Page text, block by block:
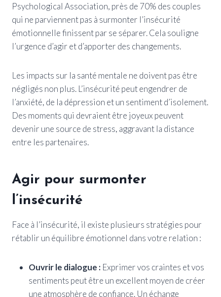
Psychological Association, près de 70% des couples
qui ne parviennent pas à surmonter l’insécurité
émotionnelle finissent par se séparer. Cela souligne
l’urgence d’agir et d’apporter des changements.
Les impacts sur la santé mentale ne doivent pas être
négligés non plus. L’insécurité peut engendrer de
l’anxiété, de la dépression et un sentiment d’isolement.
Des moments qui devraient être joyeux peuvent
devenir une source de stress, aggravant la distance
entre les partenaires.
Agir pour surmonter
l’insécurité
Face à l’insécurité, il existe plusieurs stratégies pour
rétablir un équilibre émotionnel dans votre relation :
Ouvrir le dialogue : Exprimer vos craintes et vos
sentiments peut être un excellent moyen de créer
une atmosphère de confiance. Un échange